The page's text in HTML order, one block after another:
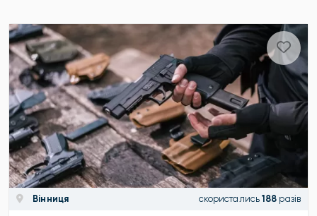
Вінниця скористались 188 разів